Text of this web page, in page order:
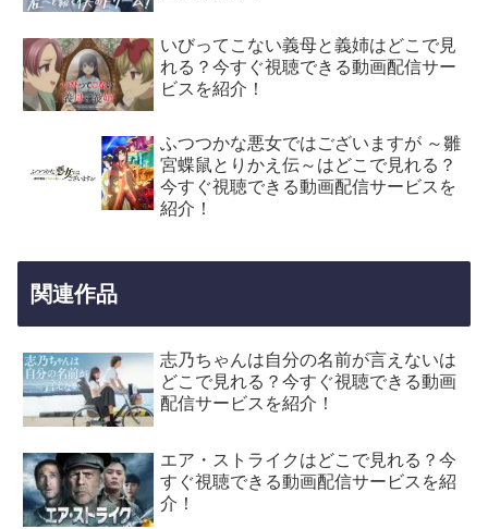
いびってこない義母と義姉はどこで見
れる？今すぐ視聴できる動画配信サー
ビスを紹介！
ふつつかな悪女ではございますが ～雛
宮蝶鼠とりかえ伝～はどこで見れる？
今すぐ視聴できる動画配信サービスを
紹介！
関連作品
志乃ちゃんは自分の名前が言えないは
どこで見れる？今すぐ視聴できる動画
配信サービスを紹介！
エア・ストライクはどこで見れる？今
すぐ視聴できる動画配信サービスを紹
介！